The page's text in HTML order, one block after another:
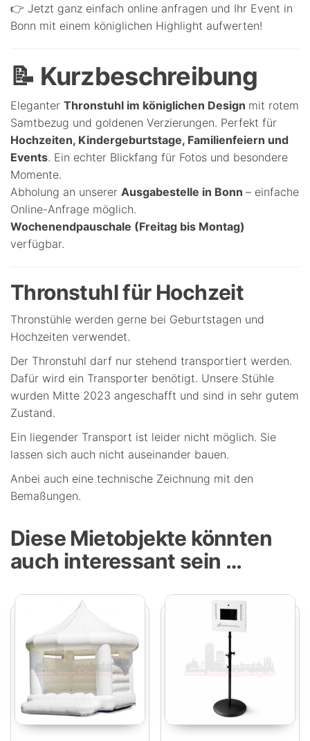
👉 Jetzt ganz einfach online anfragen und Ihr Event in
Bonn mit einem königlichen Highlight aufwerten!
📝 Kurzbeschreibung
Eleganter Thronstuhl im königlichen Design mit rotem
Samtbezug und goldenen Verzierungen. Perfekt für
Hochzeiten, Kindergeburtstage, Familienfeiern und
Events. Ein echter Blickfang für Fotos und besondere
Momente.
Abholung an unserer Ausgabestelle in Bonn – einfache
Online-Anfrage möglich.
Wochenendpauschale (Freitag bis Montag)
verfügbar.
Thronstuhl für Hochzeit
Thronstühle werden gerne bei Geburtstagen und
Hochzeiten verwendet.
Der Thronstuhl darf nur stehend transportiert werden.
Dafür wird ein Transporter benötigt. Unsere Stühle
wurden Mitte 2023 angeschafft und sind in sehr gutem
Zustand.
Ein liegender Transport ist leider nicht möglich. Sie
lassen sich auch nicht auseinander bauen.
Anbei auch eine technische Zeichnung mit den
Bemaßungen.
Diese Mietobjekte könnten
auch interessant sein …